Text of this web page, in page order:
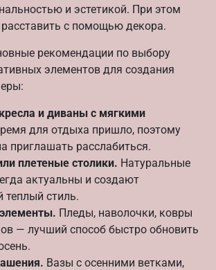
и эстетикой. При этом
с помощью декора.
рекомендации по выбору
элементов для создания
и диваны с мягкими
для отдыха пришло, поэтому
приглашать расслабиться.
плетеные столики. Натуральные
актуальны и создают
теплый стиль.
Пледы, наволочки, ковры
— лучший способ быстро обновить
Вазы с осенними ветками,